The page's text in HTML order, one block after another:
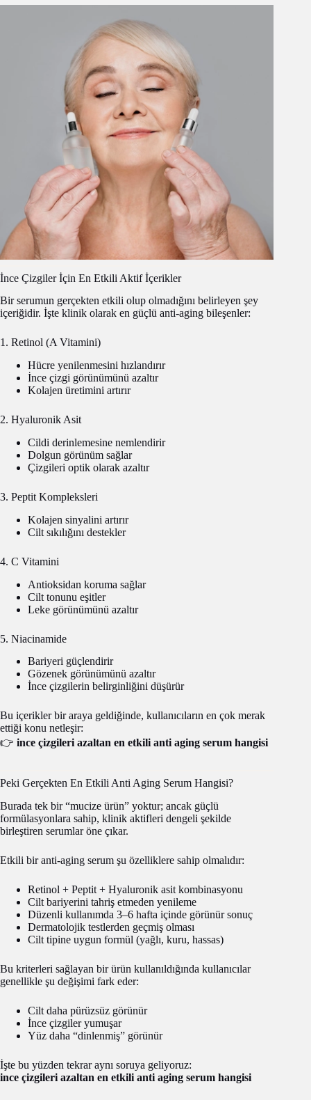
İnce Çizgiler İçin En Etkili Aktif İçerikler
Bir serumun gerçekten etkili olup olmadığını belirleyen şey
içeriğidir. İşte klinik olarak en güçlü anti-aging bileşenler:
1. Retinol (A Vitamini)
Hücre yenilenmesini hızlandırır
İnce çizgi görünümünü azaltır
Kolajen üretimini artırır
2. Hyaluronik Asit
Cildi derinlemesine nemlendirir
Dolgun görünüm sağlar
Çizgileri optik olarak azaltır
3. Peptit Kompleksleri
Kolajen sinyalini artırır
Cilt sıkılığını destekler
4. C Vitamini
Antioksidan koruma sağlar
Cilt tonunu eşitler
Leke görünümünü azaltır
5. Niacinamide
Bariyeri güçlendirir
Gözenek görünümünü azaltır
İnce çizgilerin belirginliğini düşürür
Bu içerikler bir araya geldiğinde, kullanıcıların en çok merak
ettiği konu netleşir:
👉 ince çizgileri azaltan en etkili anti aging serum hangisi
Peki Gerçekten En Etkili Anti Aging Serum Hangisi?
Burada tek bir “mucize ürün” yoktur; ancak güçlü
formülasyonlara sahip, klinik aktifleri dengeli şekilde
birleştiren serumlar öne çıkar.
Etkili bir anti-aging serum şu özelliklere sahip olmalıdır:
Retinol + Peptit + Hyaluronik asit kombinasyonu
Cilt bariyerini tahriş etmeden yenileme
Düzenli kullanımda 3–6 hafta içinde görünür sonuç
Dermatolojik testlerden geçmiş olması
Cilt tipine uygun formül (yağlı, kuru, hassas)
Bu kriterleri sağlayan bir ürün kullanıldığında kullanıcılar
genellikle şu değişimi fark eder:
Cilt daha pürüzsüz görünür
İnce çizgiler yumuşar
Yüz daha “dinlenmiş” görünür
İşte bu yüzden tekrar aynı soruya geliyoruz:
ince çizgileri azaltan en etkili anti aging serum hangisi